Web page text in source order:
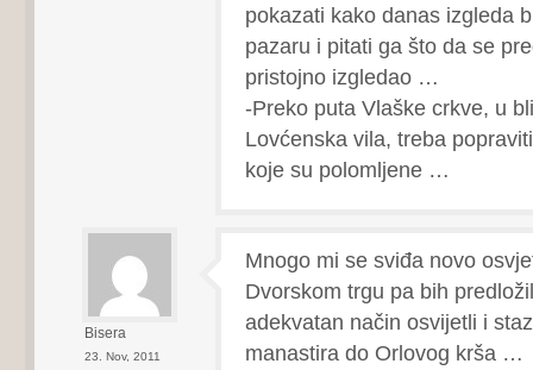
pokazati kako danas izgleda
pazaru i pitati ga što da se
pristojno izgledao …
-Preko puta Vlaške crkve, u
Lovćenska vila, treba
koje su polomljene …
Bisera
23. Nov, 2011
Mnogo mi se sviđa novo
Dvorskom trgu pa bih
adekvatan način osvijetli i
manastira do Orlovog krša …